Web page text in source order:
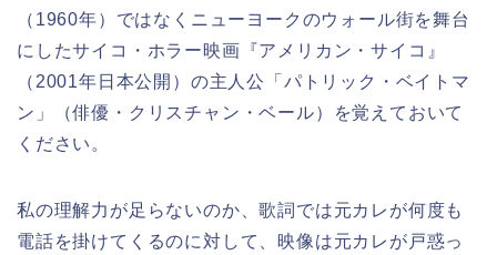
（1960年）ではなくニューヨークのウォール街を舞台
にしたサイコ・ホラー映画『アメリカン・サイコ』
（2001年日本公開）の主人公「パトリック・ベイトマ
ン」（俳優・クリスチャン・ベール）を覚えておいて
ください。
私の理解力が足らないのか、歌詞では元カレが何度も
電話を掛けてくるのに対して、映像は元カレが戸惑っ